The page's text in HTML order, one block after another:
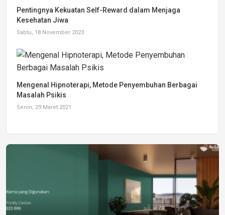
Pentingnya Kekuatan Self-Reward dalam Menjaga
Kesehatan Jiwa
Sabtu, 18 November 2023
Mengenal Hipnoterapi, Metode Penyembuhan Berbagai
Masalah Psikis
Senin, 29 Maret 2021